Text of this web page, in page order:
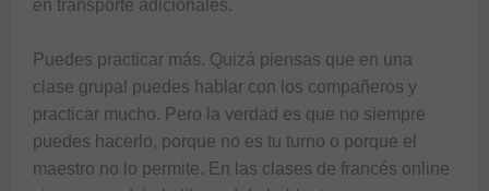
en transporte adicionales.
Puedes practicar más. Quizá piensas que en una
clase grupal puedes hablar con los compañeros y
practicar mucho. Pero la verdad es que no siempre
puedes hacerlo, porque no es tu turno o porque el
maestro no lo permite. En las clases de francés online